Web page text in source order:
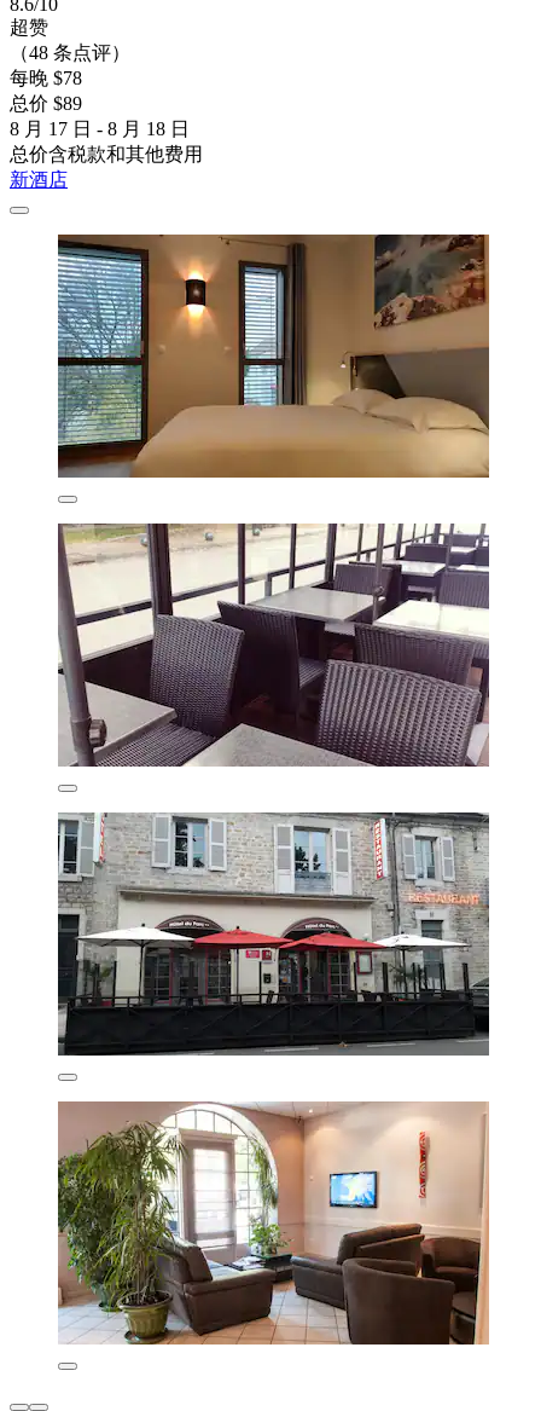
8.6/10
超赞
（48 条点评）
每晚 $78
总价 $89
8 月 17 日 - 8 月 18 日
总价含税款和其他费用
新酒店